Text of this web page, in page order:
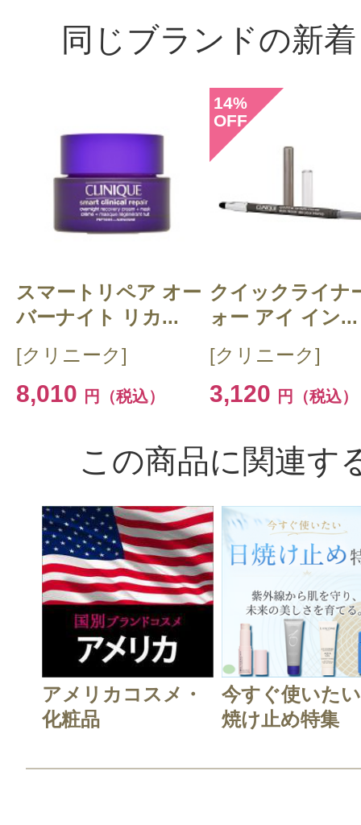
使用感は間違いないです^ ^
投稿日：2023年04月
／30代後半
購入品：ドラマティカリー ディファ
チャライジング ジェル
ずっと百貨店で気になっていました
ここまで安いと失敗してもいいかな
ピタっと顔にくっつくようなかんじ
すべての21件のクチコミを見
このコスメのレビューを書いて
クチコミを投稿する
同じブランドの新
スマートリペア オー
バーナイト リカ...
[クリニーク]
8,010 円（税込）
14%
OFF
クイックライナ
ォー アイ イン...
[クリニーク]
3,120 円（税込）
この商品に関連す
アメリカコスメ・
化粧品
今すぐ使いた
焼け止め特集